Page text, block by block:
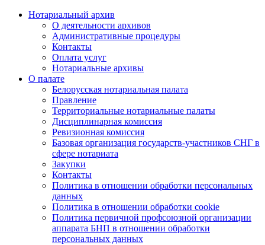
Нотариальный архив
О деятельности архивов
Административные процедуры
Контакты
Оплата услуг
Нотариальные архивы
О палате
Белорусская нотариальная палата
Правление
Территориальные нотариальные палаты
Дисциплинарная комиссия
Ревизионная комиссия
Базовая организация государств-участников СНГ в
сфере нотариата
Закупки
Контакты
Политика в отношении обработки персональных
данных
Политика в отношении обработки cookie
Политика первичной профсоюзной организации
аппарата БНП в отношении обработки
персональных данных